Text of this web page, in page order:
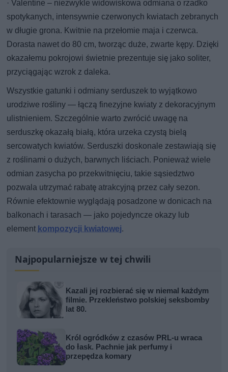
· Valentine – niezwykle widowiskowa odmiana o rzadko
spotykanych, intensywnie czerwonych kwiatach zebranych
w długie grona. Kwitnie na przełomie maja i czerwca.
Dorasta nawet do 80 cm, tworząc duże, zwarte kępy. Dzięki
okazałemu pokrojowi świetnie prezentuje się jako soliter,
przyciągając wzrok z daleka.
Wszystkie gatunki i odmiany serduszek to wyjątkowo
urodziwe rośliny — łączą finezyjne kwiaty z dekoracyjnym
ulistnieniem. Szczególnie warto zwrócić uwagę na
serduszkę okazałą białą, która urzeka czystą bielą
sercowatych kwiatów. Serduszki doskonale zestawiają się
z roślinami o dużych, barwnych liściach. Ponieważ wiele
odmian zasycha po przekwitnięciu, takie sąsiedztwo
pozwala utrzymać rabatę atrakcyjną przez cały sezon.
Równie efektownie wyglądają posadzone w donicach na
balkonach i tarasach — jako pojedyncze okazy lub
element kompozycji kwiatowej.
Najpopularniejsze w tej chwili
Kazali jej rozbierać się w niemal każdym
filmie. Przekleństwo polskiej seksbomby
lat 80.
Król ogródków z czasów PRL-u wraca
do łask. Pachnie jak perfumy i
przepędza komary